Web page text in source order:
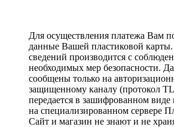
Для осуществления платежа Вам
данные Вашей пластиковой карты.
сведений производится с
необходимых мер безопасности.
сообщены только на
защищенному каналу (протокол
передается в зашифрованном виде
на специализированном сервере
Сайт и магазин не знают и не